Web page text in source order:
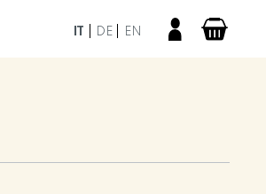
IT DE EN